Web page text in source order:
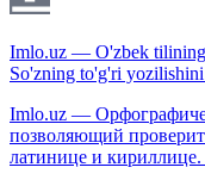
Imlo.uz — O'zbek tilining
So'zning to'g'ri
Imlo.uz —
позволяющий
латинице и кириллице.